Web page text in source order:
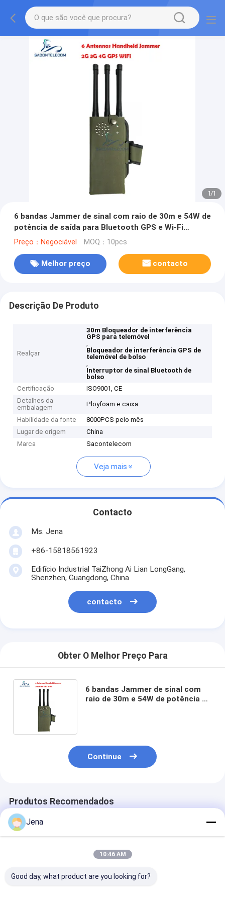
1/1
6 bandas Jammer de sinal com raio de 30m e 54W de
potência de saída para Bluetooth GPS e Wi-Fi
Bloqueio
Preço：Negociável MOQ：10pcs
Melhor preço contacto
Descrição De Produto
Realçar
30m Bloqueador de interferência
GPS para telemóvel
,
Bloqueador de interferência GPS de
telemóvel de bolso
,
Interruptor de sinal Bluetooth de
bolso
Certificação
ISO9001, CE
Detalhes da
embalagem
Ployfoam e caixa
Habilidade da fonte
8000PCS pelo mês
Lugar de origem
China
Marca
Sacontelecom
Veja mais
Contacto
Ms. Jena
+86-15818561923
Edifício Industrial TaiZhong Ai Lian LongGang,
Shenzhen, Guangdong, China
contacto
Obter O Melhor Preço Para
6 bandas Jammer de sinal com
raio de 30m e 54W de potência de
Continue
Produtos Recomendados
Jena
10:46 AM
Good day, what product are you looking for?